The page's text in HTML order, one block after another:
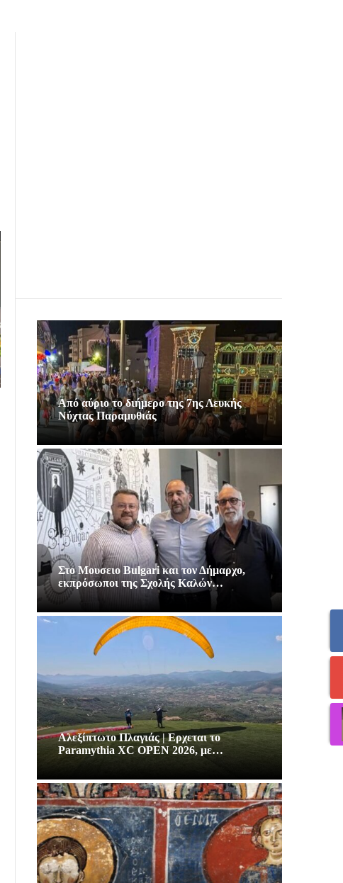
Από αύριο το διήμερο της 7ης Λευκής
Νύχτας Παραμυθιάς
Στο Μουσειο Bulgari και τον Δήμαρχο,
εκπρόσωποι της Σχολής Καλών…
Αλεξίπτωτο Πλαγιάς | Ερχεται το
Paramythia XC OPEN 2026, με…